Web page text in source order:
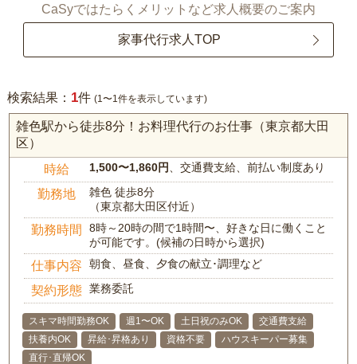
CaSyではたらくメリットなど求人概要のご案内
家事代行求人TOP
検索結果： 1件 (1〜1件を表示しています)
雑色駅から徒歩8分！お料理代行のお仕事（東京都大田
区）
時給 1,500〜1,860円 、交通費支給、前払い制度あり
勤務地
雑色 徒歩8分
（東京都大田区付近）
勤務時間
8時～20時の間で1時間〜、好きな日に働くこと
が可能です。(候補の日時から選択)
仕事内容 朝食、昼食、夕食の献立･調理など
契約形態 業務委託
スキマ時間勤務OK 週1〜OK 土日祝のみOK
交通費支給
扶養内OK
昇給･昇格あり 資格不要
ハウスキーパー募集
直行･直帰OK